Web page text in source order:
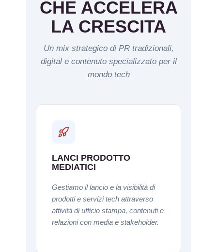
CHE ACCELERA
LA CRESCITA
Un mix strategico di PR tradizionali,
digital e contenuto specializzato per il
mondo tech
LANCI PRODOTTO
MEDIATICI
Gestiamo il lancio e la visibilità di
prodotti e servizi tech attraverso
attività di ufficio stampa, contenuti e
relazioni con media e stakeholder.